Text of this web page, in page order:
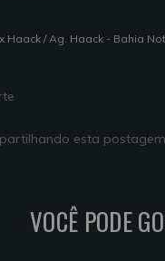
Haack / Ag. Haack - Bahia
esta
VOCÊ PODE